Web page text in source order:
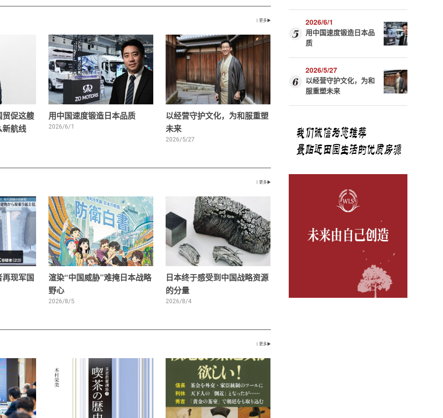
丨更多▶
促这艘
新航线
用中国速度锻造日本品质
2026/6/1
以经营守护文化，为和服重塑
未来
2026/5/27
丨更多▶
现军国
渲染“中国威胁”难掩日本战略
野心
2026/8/5
日本终于感受到中国战略资源
的分量
2026/8/4
丨更多▶
2026/6/1
用中国速度锻造日本品
质
2026/5/27
以经营守护文化，为和
服重塑未来